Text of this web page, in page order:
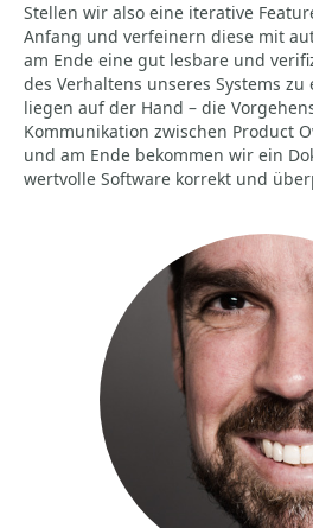
Stellen wir also eine iterative
Anfang und verfeinern diese mit
am Ende eine gut lesbare und
des Verhaltens unseres Systems
liegen auf der Hand – die
Kommunikation zwischen Product
und am Ende bekommen wir ein
wertvolle Software korrekt und